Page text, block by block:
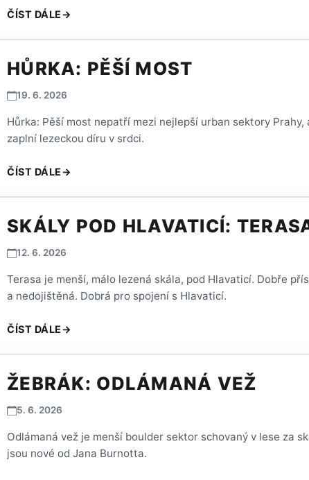
ČÍST DÁLE→
HŮRKA: PĚŠÍ MOST
19. 6. 2026
Hůrka: Pěší most nepatří mezi nejlepší urban sektory
zaplní lezeckou díru v srdci.
ČÍST DÁLE→
SKÁLY POD HLAVATICÍ:
12. 6. 2026
Terasa je menší, málo lezená skála, pod Hlavaticí. Dobře
a nedojištěná. Dobrá pro spojení s Hlavaticí.
ČÍST DÁLE→
ŽEBRÁK: ODLÁMANÁ VEŽ
5. 6. 2026
Odlámaná vež je menší boulder sektor schovaný v lese za
jsou nové od Jana Burnotta.